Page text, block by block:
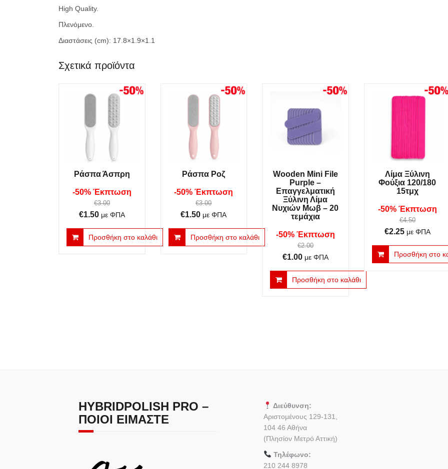
High Quality.
Πλενόμενο.
Διαστάσεις (cm): 17.8×1.9×1.1
Σχετικά προϊόντα
Ράσπα Άσπρη
-50% Έκπτωση
€3.00
Original
price
was:
€1.50Η
τρέχουσα
τιμή
με ΦΠΑ
Προσθήκη στο καλάθι
Ράσπα Ροζ
-50% Έκπτωση
€3.00
Original
price
was:
€1.50Η
τρέχουσα
τιμή
με ΦΠΑ
Προσθήκη στο καλάθι
Wooden Mini File
Purple –
Επαγγελματική
Ξύλινη Λίμα
Νυχιών Μωβ – 20
τεμάχια
-50% Έκπτωση
€2.00
Original
price
was:
€1.00Η
τρέχουσα
τιμή
με ΦΠΑ
Προσθήκη στο καλάθι
Λίμα Ξύλινη
Φούξια 120/180
15τμχ
-50% Έκπτωση
€4.50
Original
price
was:
€2.25Η
τρέχουσα
τιμή
με ΦΠΑ
Προσθήκη στο
HYBRIDPOLISH PRO –
ΠΟΙΟΙ ΕΊΜΑΣΤΕ
Διεύθυνση:
Αριστομένους 129-131,
104 46 Αθήνα
(Πλησίον Μετρό Αττική)
Τηλέφωνο:
210 244 8978